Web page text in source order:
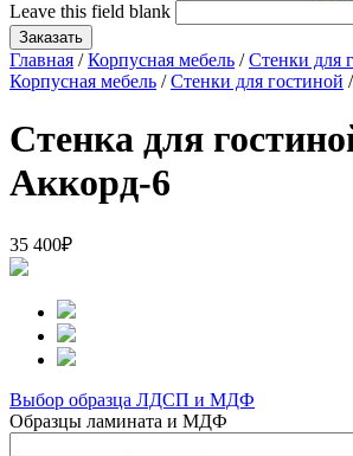
Leave this field blank
Главная /Корпусная мебель /Стенки для
Корпусная мебель /Стенки для гостиной /
Стенка для
Аккорд-6
35 400₽
Выбор образца ЛДСП и МДФ
Образцы ламината и МДФ